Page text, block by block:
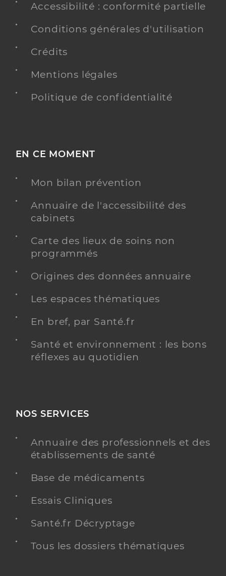
Accessibilité : conformité partielle
Conditions générales d'utilisation
Crédits
Mentions légales
Politique de confidentialité
EN CE MOMENT
Mon bilan prévention
Annuaire de l'accessibilité des
cabinets
Carte des lieux de soins non
programmés
Origines des données annuaire
Les espaces thématiques
En bref, par Santé.fr
Santé et environnement : les bons
réflexes au quotidien
NOS SERVICES
Annuaire des professionnels et des
établissements de santé
Base de médicaments
Essais Cliniques
Santé.fr Décryptage
Tous les dossiers thématiques